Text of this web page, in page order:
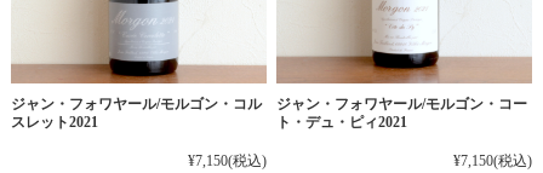
ジャン・フォワヤール/モルゴン・コル
スレット2021
¥7,150(税込)
ジャン・フォワヤール/モルゴン・コー
ト・デュ・ピィ2021
¥7,150(税込)